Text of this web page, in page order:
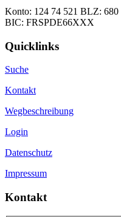
Konto: 124 74 521 BLZ: 680
BIC: FRSPDE66XXX
Quicklinks
Suche
Kontakt
Wegbeschreibung
Login
Datenschutz
Impressum
Kontakt